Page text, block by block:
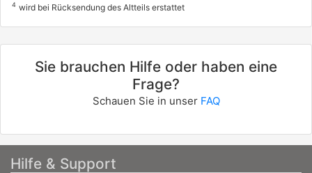
4 wird bei Rücksendung des Altteils erstattet
Sie brauchen Hilfe oder haben eine
Frage?
Schauen Sie in unser FAQ
Hilfe & Support